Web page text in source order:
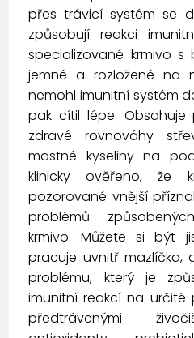
přes trávicí systém se
způsobují reakci
specializované krmivo s
jemné a rozložené na
nemohl imunitní systém
pak cítil lépe. Obsahuje
zdravé rovnováhy
mastné kyseliny na
klinicky ověřeno, že
pozorované vnější
problémů
krmivo. Můžete si být
pracuje uvnitř mazlíčka,
problému, který je
imunitní reakcí na určité
předtrávenými